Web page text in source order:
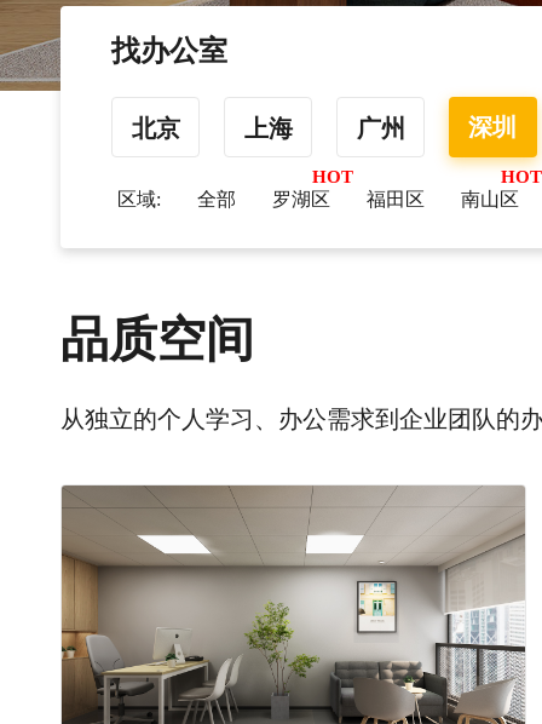
找办公室
北京 上海 广州 深圳
区域: 全部 罗湖区 福田区 南山区
品质空间
从独立的个人学习、办公需求到企业团队的